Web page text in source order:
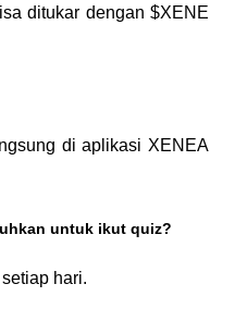
ditukar dengan $XENE
di aplikasi XENEA
untuk ikut quiz?
hari.